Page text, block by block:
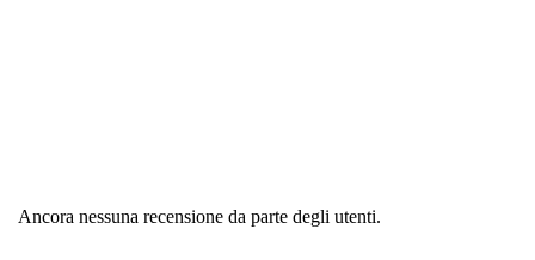
Ancora nessuna recensione da parte degli utenti.